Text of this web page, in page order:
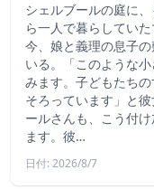
シェルブールの庭に
ら一人で暮らしてい
今、娘と義理の息子
いる。「このような
みます。子どもたち
そろっています」と
ールさんも、こう付
ます。彼…
日付: 2026/8/7